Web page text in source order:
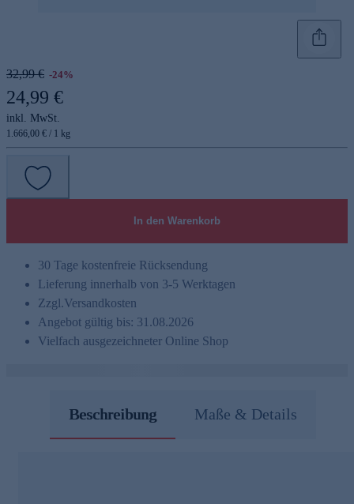
32,99 € -24%
24,99 €
inkl. MwSt.
1.666,00 € / 1 kg
In den Warenkorb
30 Tage kostenfreie Rücksendung
Lieferung innerhalb von 3-5 Werktagen
Zzgl.Versandkosten
Angebot gültig bis: 31.08.2026
Vielfach ausgezeichneter Online Shop
Beschreibung Maße & Details